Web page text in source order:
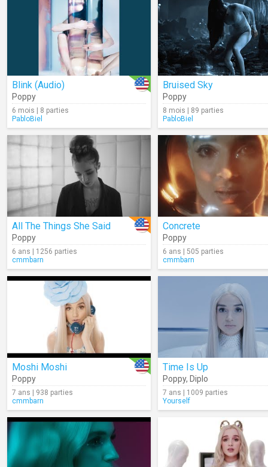
Blink (Audio)
Poppy
6 mois | 8 parties
PabloBiel
Bruised Sky
Poppy
8 mois | 89 parties
PabloBiel
All The Things She Said
Poppy
6 ans | 1256 parties
cmmbarn
Concrete
Poppy
6 ans | 505 parties
cmmbarn
Moshi Moshi
Poppy
7 ans | 938 parties
cmmbarn
Time Is Up
Poppy, Diplo
7 ans | 1009 parties
Yourself